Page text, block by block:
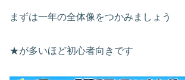
まずは一年の全体像をつかみましょう
★が多いほど初心者向きです